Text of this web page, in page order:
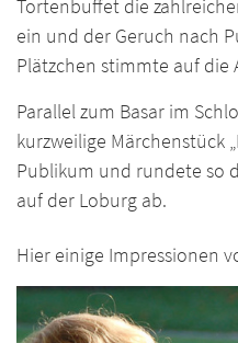
Tortenbuffet die
ein und der Geruch nach
Plätzchen stimmte auf die
Parallel zum Basar im
kurzweilige Märchenstück
Publikum und rundete so
auf der Loburg ab.
Hier einige Impressionen